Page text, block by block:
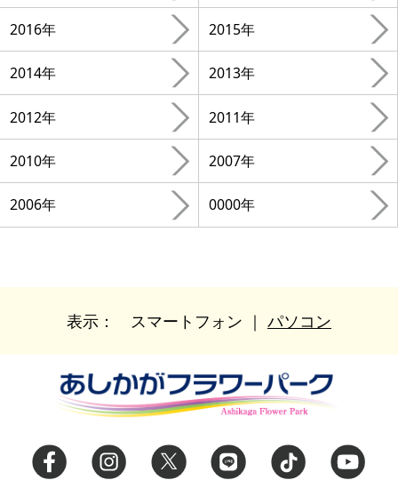
2016年 2015年
2014年 2013年
2012年 2011年
2010年 2007年
2006年 0000年
表示： スマートフォン ｜ パソコン